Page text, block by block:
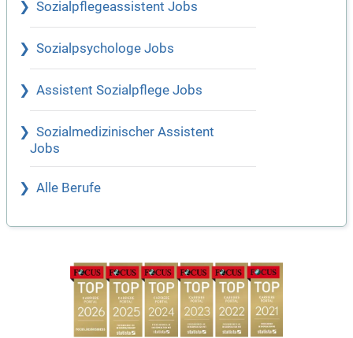
Sozialpflegeassistent Jobs
Sozialpsychologe Jobs
Assistent Sozialpflege Jobs
Sozialmedizinischer Assistent
Jobs
Alle Berufe